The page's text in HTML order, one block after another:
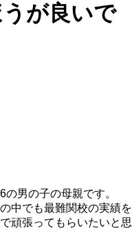
が良いで
男の子の母親です。
中でも最難関校の実績を
頑張ってもらいたいと思